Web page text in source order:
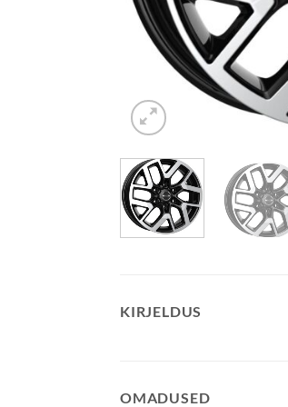
KIRJELDUS
OMADUSED